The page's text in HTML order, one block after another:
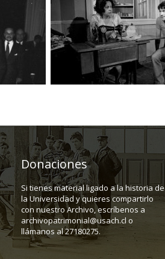
Donaciones
Si tienes material ligado a la historia de
la Universidad y quieres compartirlo
con nuestro Archivo, escríbenos a
archivopatrimonial@usach.cl o
llámanos al 27180275.